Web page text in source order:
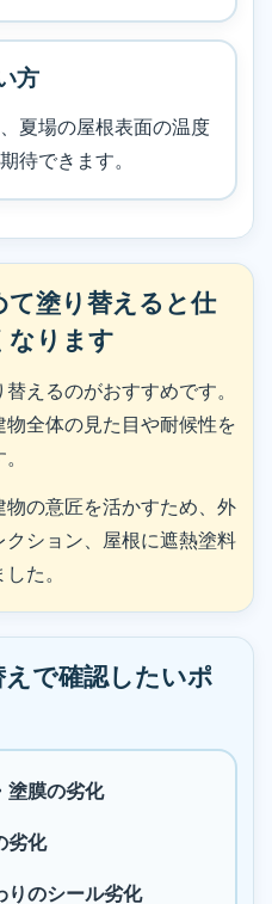
方
夏場の屋根表面の温度
待できます。
て塗り替えると仕
なります
えるのがおすすめです。
全体の見た目や耐候性を
の意匠を活かすため、外
ション、屋根に遮熱塗料
た。
で確認したいポ
塗膜の劣化
劣化
りのシール劣化